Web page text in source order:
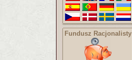
Fundusz Racjonalisty